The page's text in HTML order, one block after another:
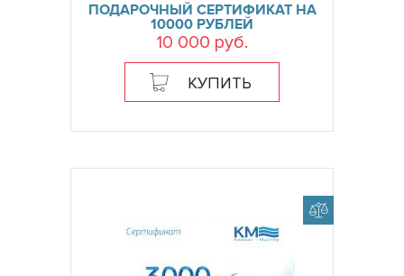
ПОДАРОЧНЫЙ СЕРТИФИКАТ НА
10000 РУБЛЕЙ
10 000 руб.
КУПИТЬ